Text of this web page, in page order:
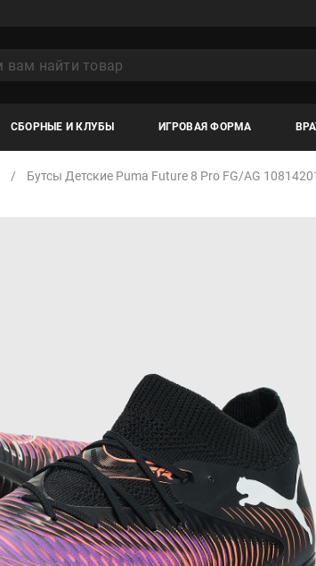
СБОРНЫЕ И КЛУБЫ ИГРОВАЯ ФОРМА
Бутсы Детские Puma Future 8 Pro FG/AG